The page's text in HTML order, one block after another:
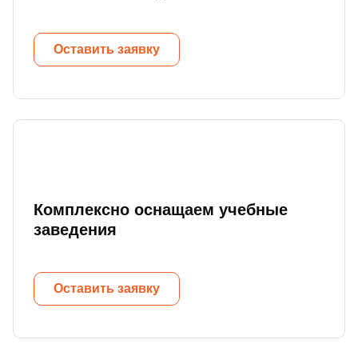
Оставить заявку
Комплексно оснащаем учебные
заведения
Оставить заявку